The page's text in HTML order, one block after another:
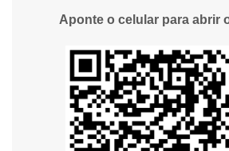
Aponte o celular para abrir